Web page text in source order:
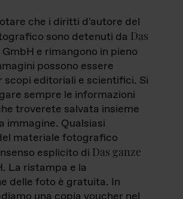
che i diritti d'autore del
sono detenuti da Das
GmbH e rimangono in pieno
possono essere
scopi editoriali e scientifici. Si
sempre le informazioni
troverete salvata insieme
immagine. Qualsiasi
materiale fotografico
esplicito di Das ganze
La ristampa e la
delle foto è gratuita. In
una copia voucher nel